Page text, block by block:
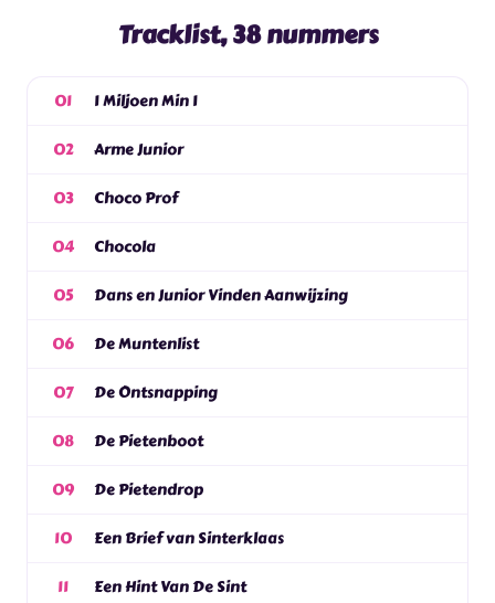
Tracklist, 38 nummers
01 1 Miljoen Min 1
02 Arme Junior
03 Choco Prof
04 Chocola
05 Dans en Junior Vinden Aanwijzing
06 De Muntenlist
07 De Ontsnapping
08 De Pietenboot
09 De Pietendrop
10 Een Brief van Sinterklaas
11 Een Hint Van De Sint